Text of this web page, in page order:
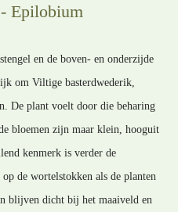
Epilobium
en de boven- en onderzijde
om Viltige basterdwederik,
De plant voelt door die beharing
bloemen zijn maar klein, hooguit
kenmerk is verder de
de wortelstokken als de planten
blijven dicht bij het maaiveld en